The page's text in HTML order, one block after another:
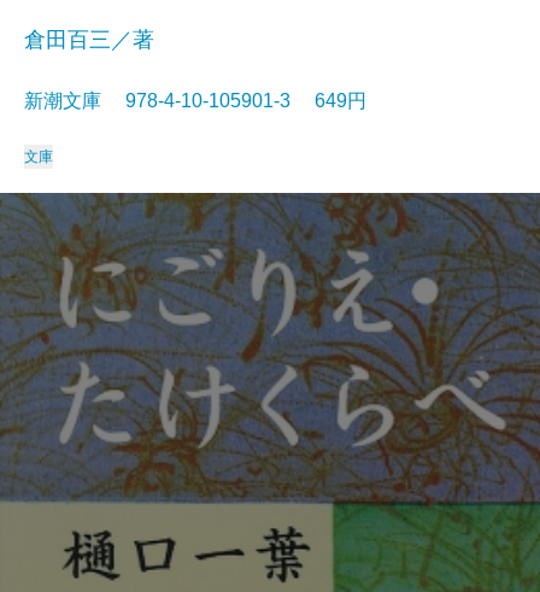
倉田百三／著
新潮文庫 978-4-10-105901-3 649円
文庫